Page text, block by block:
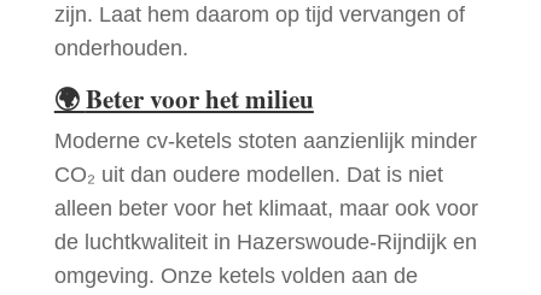
zijn. Laat hem daarom op tijd vervangen of
onderhouden.
🌍Beter voor het milieu
Moderne cv-ketels stoten aanzienlijk minder
CO₂ uit dan oudere modellen. Dat is niet
alleen beter voor het klimaat, maar ook voor
de luchtkwaliteit in Hazerswoude-Rijndijk en
omgeving. Onze ketels volden aan de